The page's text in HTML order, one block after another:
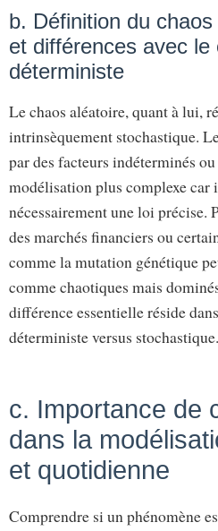
b. Définition du
et différences avec le
déterministe
Le chaos aléatoire, quant à lui,
intrinsèquement stochastique.
par des facteurs indéterminés
modélisation plus complexe car
nécessairement une loi précise.
des marchés financiers ou
comme la mutation génétique
comme chaotiques mais
différence essentielle réside
déterministe versus stochastique.
c. Importance de
dans la
et quotidienne
Comprendre si un phénomène